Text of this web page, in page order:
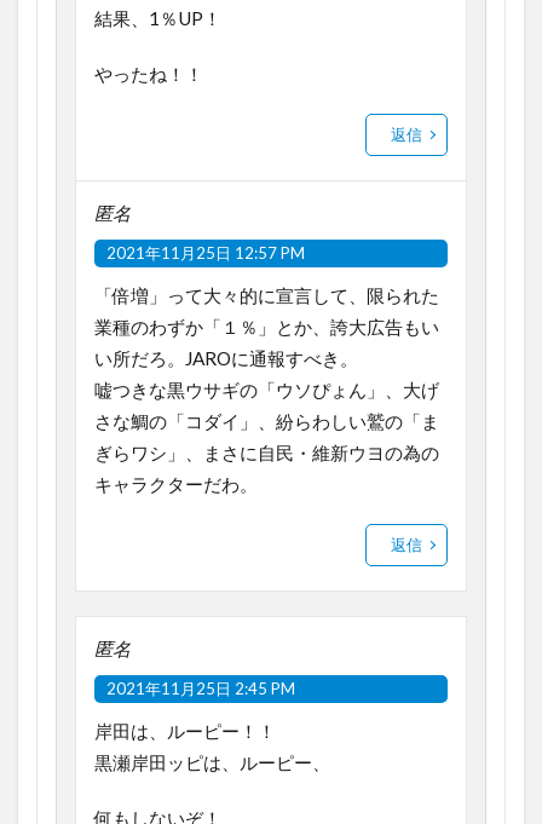
結果、1％UP！
やったね！！
返信
匿名
2021年11月25日 12:57 PM
「倍増」って大々的に宣言して、限られた
業種のわずか「１％」とか、誇大広告もい
い所だろ。JAROに通報すべき。
嘘つきな黒ウサギの「ウソぴょん」、大げ
さな鯛の「コダイ」、紛らわしい鷲の「ま
ぎらワシ」、まさに自民・維新ウヨの為の
キャラクターだわ。
返信
匿名
2021年11月25日 2:45 PM
岸田は、ルーピー！！
黒瀬岸田ッピは、ルーピー、
何もしないぞ！